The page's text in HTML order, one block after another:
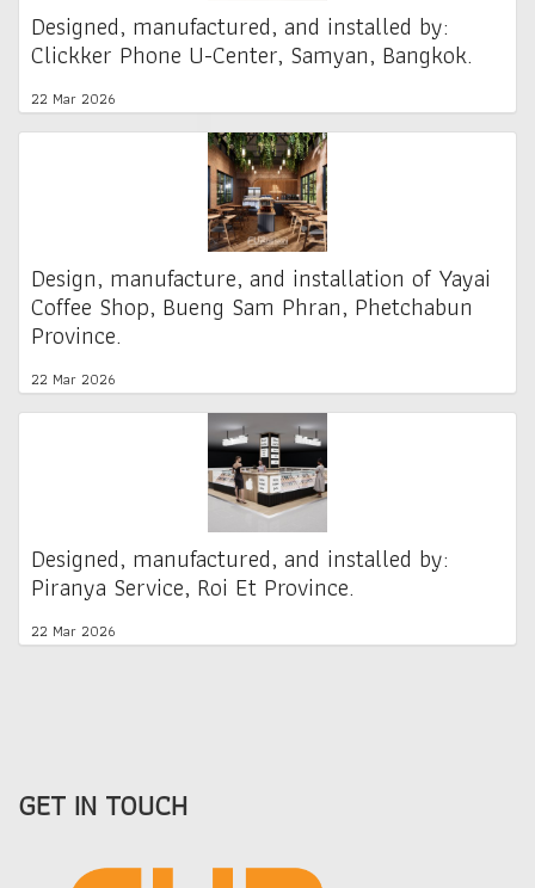
Designed, manufactured, and installed by:
Clickker Phone U-Center, Samyan, Bangkok.
22 Mar 2026
Design, manufacture, and installation of Yayai
Coffee Shop, Bueng Sam Phran, Phetchabun
Province.
22 Mar 2026
Designed, manufactured, and installed by:
Piranya Service, Roi Et Province.
22 Mar 2026
GET IN TOUCH